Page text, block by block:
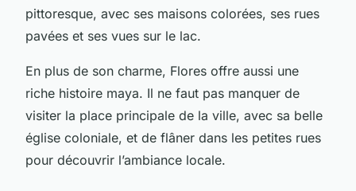
pittoresque, avec ses maisons colorées, ses rues
pavées et ses vues sur le lac.
En plus de son charme, Flores offre aussi une
riche histoire maya. Il ne faut pas manquer de
visiter la place principale de la ville, avec sa belle
église coloniale, et de flâner dans les petites rues
pour découvrir l’ambiance locale.